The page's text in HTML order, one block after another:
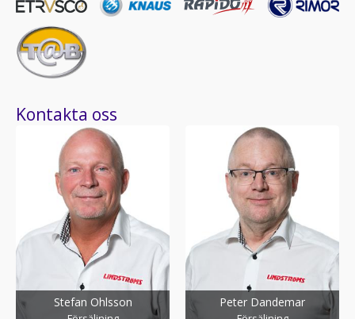
Kontakta oss
Stefan Ohlsson Peter Dandemar